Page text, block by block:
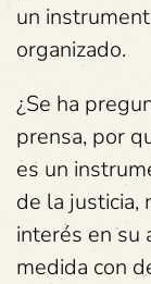
un
organizado.
¿Se ha
prensa, por
es un
de la justicia,
interés en su
medida con